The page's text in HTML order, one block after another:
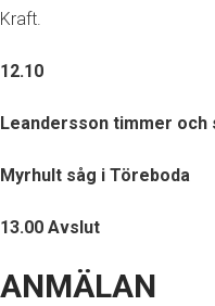
Kraft.
12.10
Leandersson timmer och
Myrhult såg i Töreboda
13.00 Avslut
ANMÄLAN